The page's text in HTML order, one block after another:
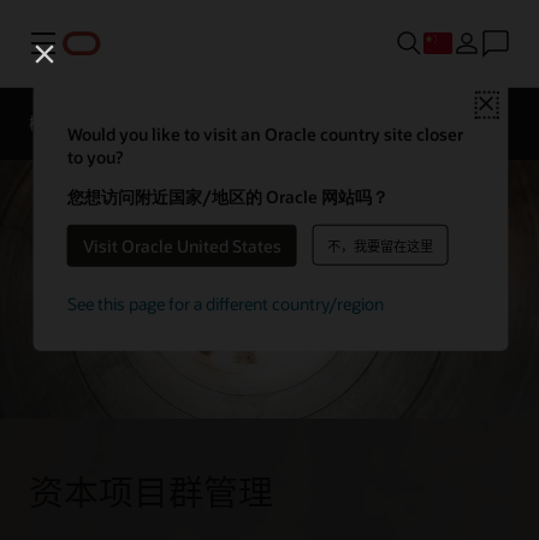
菜单
Close
Would you like to visit an Oracle country site closer
to you?
您想访问附近国家/地区的 Oracle 网站吗？
Visit Oracle United States 不，我要留在这里
See this page for a different country/region
概述